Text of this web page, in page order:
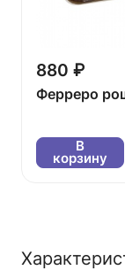
880 ₽
Ферреро
В
корзину